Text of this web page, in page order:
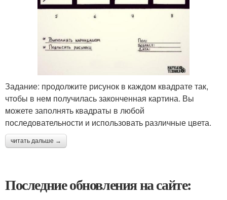
Задание: продолжите рисунок в каждом квадрате так,
чтобы в нем получилась законченная картина. Вы
можете заполнять квадраты в любой
последовательности и использовать различные цвета.
читать дальше →
Последние обновления на сайте: